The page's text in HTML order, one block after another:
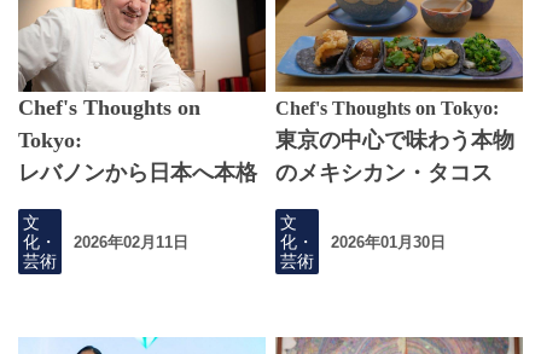
Chef's Thoughts on
Tokyo:
レバノンから日本へ本格
的なアラビア料理を東京
に
文
化・
芸術
2026年02月11日
Chef's Thoughts on Tokyo:
東京の中心で味わう本物
のメキシカン・タコス
文
化・
芸術
2026年01月30日